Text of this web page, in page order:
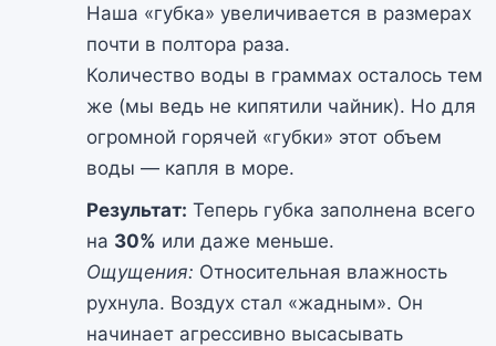
Наша «губка» увеличивается в размерах
почти в полтора раза.
Количество воды в граммах осталось тем
же (мы ведь не кипятили чайник). Но для
огромной горячей «губки» этот объем
воды — капля в море.
Результат: Теперь губка заполнена всего
на 30% или даже меньше.
Ощущения: Относительная влажность
рухнула. Воздух стал «жадным». Он
начинает агрессивно высасывать